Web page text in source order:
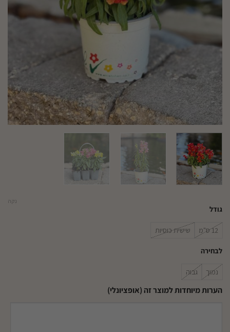
גודל
12 ס"מ שישית כוסיות
לבחירה
נמוך גבוה
נקה
הערות מיוחדות למוצר זה (אופציונלי)